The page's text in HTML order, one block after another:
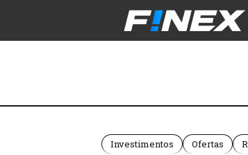
Investimentos Ofertas